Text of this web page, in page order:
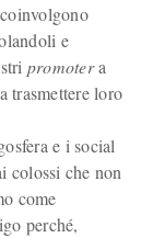
e
promotera
trasmettere loro
e i social
colossi che non
come
perché,